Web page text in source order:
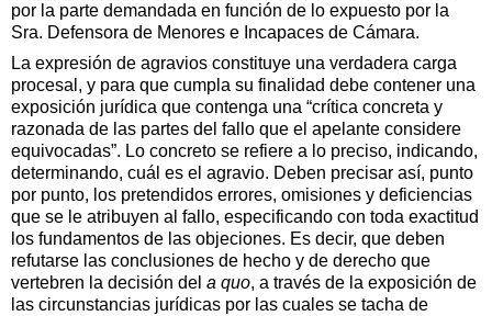
por la parte demandada en función de lo expuesto por la
Sra. Defensora de Menores e Incapaces de Cámara.
La expresión de agravios constituye una verdadera carga
procesal, y para que cumpla su finalidad debe contener una
exposición jurídica que contenga una “crítica concreta y
razonada de las partes del fallo que el apelante considere
equivocadas”. Lo concreto se refiere a lo preciso, indicando,
determinando, cuál es el agravio. Deben precisar así, punto
por punto, los pretendidos errores, omisiones y deficiencias
que se le atribuyen al fallo, especificando con toda exactitud
los fundamentos de las objeciones. Es decir, que deben
refutarse las conclusiones de hecho y de derecho que
vertebren la decisión del a quo, a través de la exposición de
las circunstancias jurídicas por las cuales se tacha de